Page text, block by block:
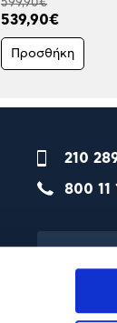
599,90€
539,90€
Προσθήκη
210
800 11